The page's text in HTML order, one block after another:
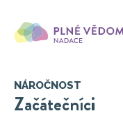
NÁROČNOST
Začátečníci